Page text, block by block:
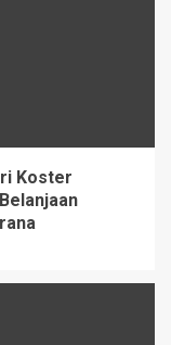
Koster